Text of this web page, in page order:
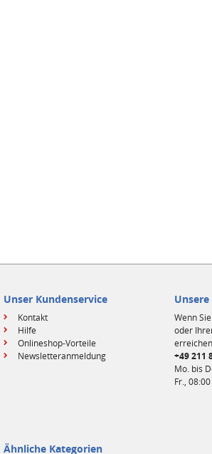
Unser Kundenservice
Kontakt
Hilfe
Onlineshop-Vorteile
Newsletteranmeldung
Wenn
oder
+49 211
Mo. bis
Fr.,
Ähnliche Kategorien